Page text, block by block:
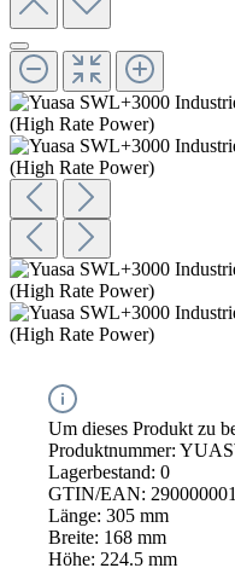
Um dieses Produkt zu
Produktnummer:
Lagerbestand: 0
GTIN/EAN:
Länge: 305 mm
Breite: 168 mm
Höhe: 224.5 mm